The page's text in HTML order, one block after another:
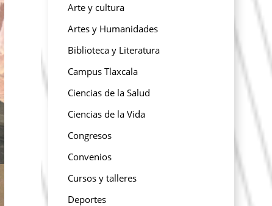
Arte y cultura
Artes y Humanidades
Biblioteca y Literatura
Campus Tlaxcala
Ciencias de la Salud
Ciencias de la Vida
Congresos
Convenios
Cursos y talleres
Deportes